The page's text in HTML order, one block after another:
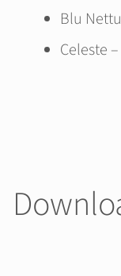
Blu
Celeste